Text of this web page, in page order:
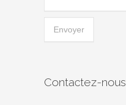
Contactez-nous